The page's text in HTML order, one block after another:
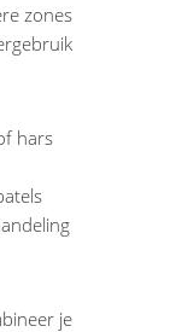
zones
hars
je